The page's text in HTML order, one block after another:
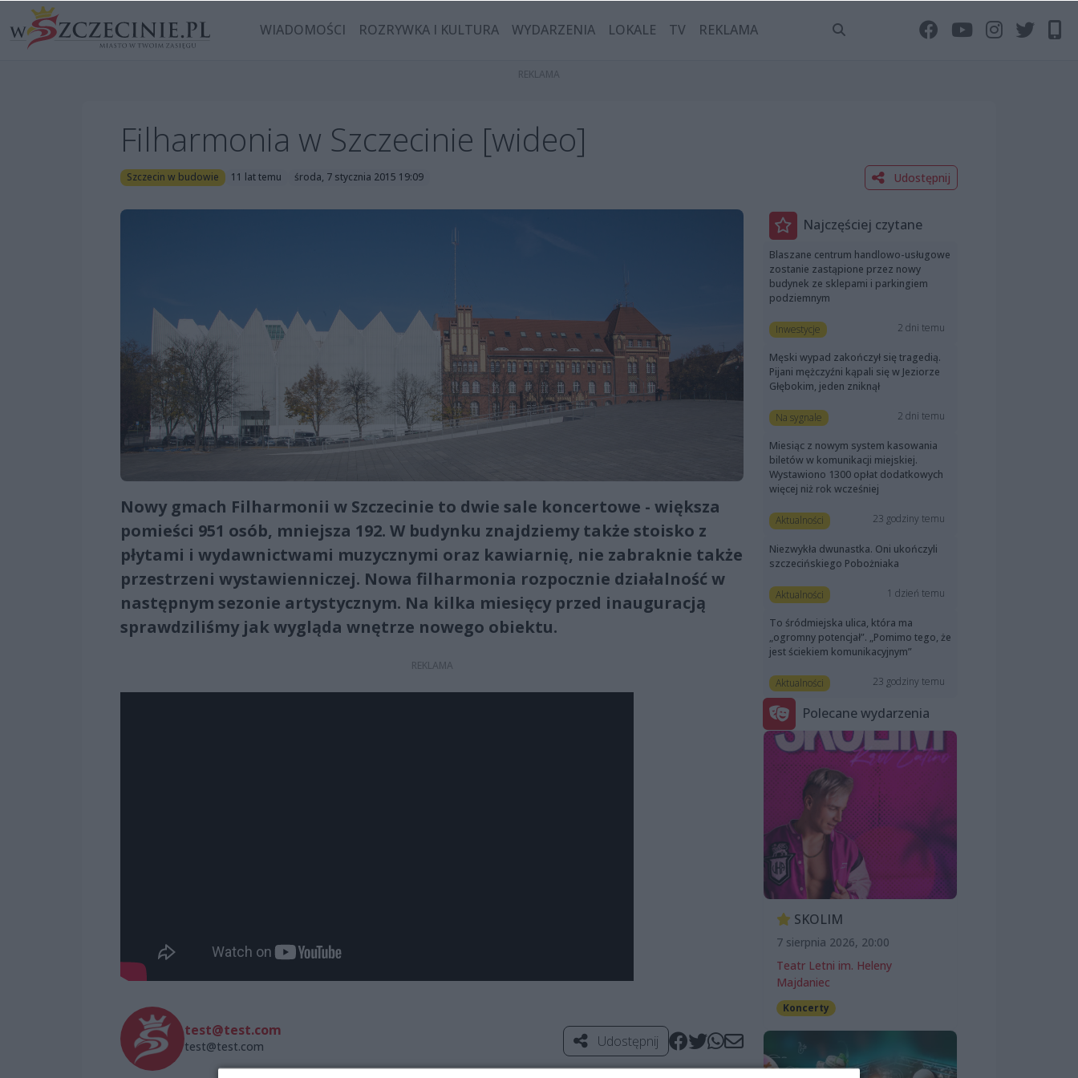
WIADOMOŚCI ROZRYWKA I KULTURA WYDARZENIA LOKALE TV REKLAMA
Filharmonia w Szczecinie [wideo]
Szczecin w budowie 11 lat temu środa, 7 stycznia 2015 19:09 Udostępnij
Nowy gmach Filharmonii w Szczecinie to dwie sale koncertowe - większa
pomieści 951 osób, mniejsza 192. W budynku znajdziemy także stoisko z
płytami i wydawnictwami muzycznymi oraz kawiarnię, nie zabraknie także
przestrzeni wystawienniczej. Nowa filharmonia rozpocznie działalność w
następnym sezonie artystycznym. Na kilka miesięcy przed inauguracją
sprawdziliśmy jak wygląda wnętrze nowego obiektu.
test@test.com
test@test.com Udostępnij
Najczęściej czytane
Blaszane centrum handlowo-usługowe
zostanie zastąpione przez nowy
budynek ze sklepami i parkingiem
podziemnym
Inwestycje 2 dni temu
Męski wypad zakończył się tragedią.
Pijani mężczyźni kąpali się w Jeziorze
Głębokim, jeden zniknął
Na sygnale 2 dni temu
Miesiąc z nowym system kasowania
biletów w komunikacji miejskiej.
Wystawiono 1300 opłat dodatkowych
więcej niż rok wcześniej
Aktualności 23 godziny temu
Niezwykła dwunastka. Oni ukończyli
szczecińskiego Pobożniaka
Aktualności 1 dzień temu
To śródmiejska ulica, która ma
„ogromny potencjał”. „Pomimo tego, że
jest ściekiem komunikacyjnym”
Aktualności 23 godziny temu
Polecane wydarzenia
SKOLIM
7 sierpnia 2026, 20:00
Teatr Letni im. Heleny
Majdaniec
Koncerty